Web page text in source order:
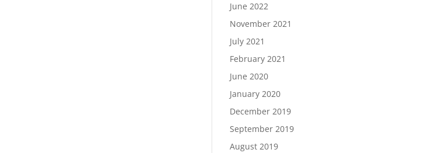
June 2022
November 2021
July 2021
February 2021
June 2020
January 2020
December 2019
September 2019
August 2019